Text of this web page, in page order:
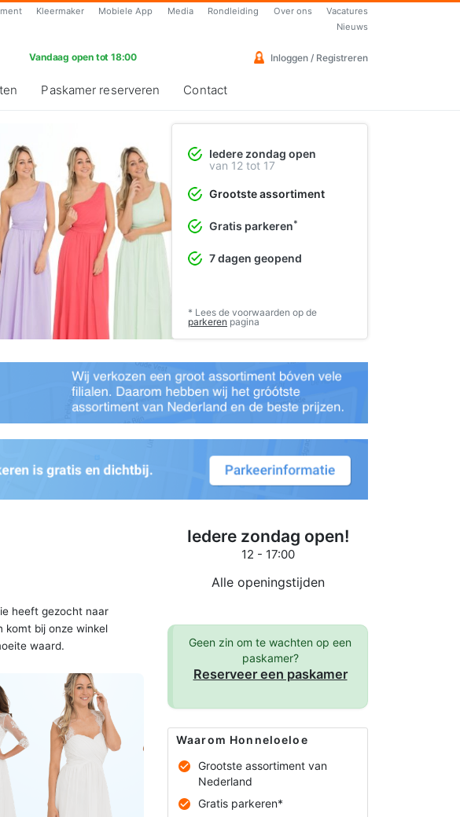
Kleermaker Mobiele App Media Rondleiding Over ons
Vacatures
Nieuws
Vandaag open tot 18:00 Inloggen / Registreren
Paskamer reserveren Contact
Vrolijke cocktailjurken
Perfect voor de lente en zomer
Iedere zondag open
van 12 tot 17
Grootste assortiment
Gratis parkeren*
7 dagen geopend
* Lees de voorwaarden op de
parkeren pagina
heeft gezocht naar
komt bij onze winkel
waard.
Iedere zondag open!
12 - 17:00
Alle openingstijden
Geen zin om te wachten op een
paskamer?
Reserveer een paskamer
Waarom Honneloeloe
Grootste assortiment van
Nederland
Gratis parkeren*